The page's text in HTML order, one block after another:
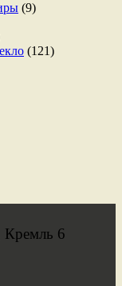
(9)
(121)
Кремль 6